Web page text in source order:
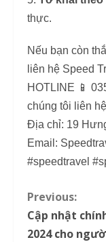
thực.
Nếu bạn còn
liên hệ Speed
HOTLINE 📱
chúng tôi liên
Địa chỉ: 19
Email:
#speedtravel
C
o
Previous:
Cập nhật
2024 cho